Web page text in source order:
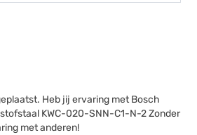
Heb jij ervaring met Bosch
KWC-020-SNN-C1-N-2 Zonder
met anderen!